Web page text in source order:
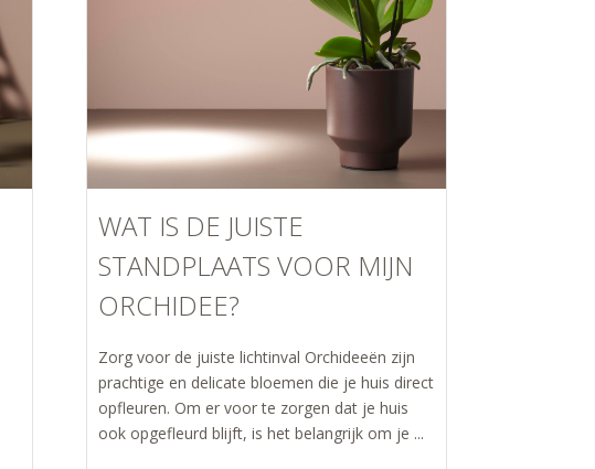
WAT IS DE JUISTE
STANDPLAATS VOOR MIJN
ORCHIDEE?
Zorg voor de juiste lichtinval Orchideeën zijn
prachtige en delicate bloemen die je huis direct
opfleuren. Om er voor te zorgen dat je huis
ook opgefleurd blijft, is het belangrijk om je ...